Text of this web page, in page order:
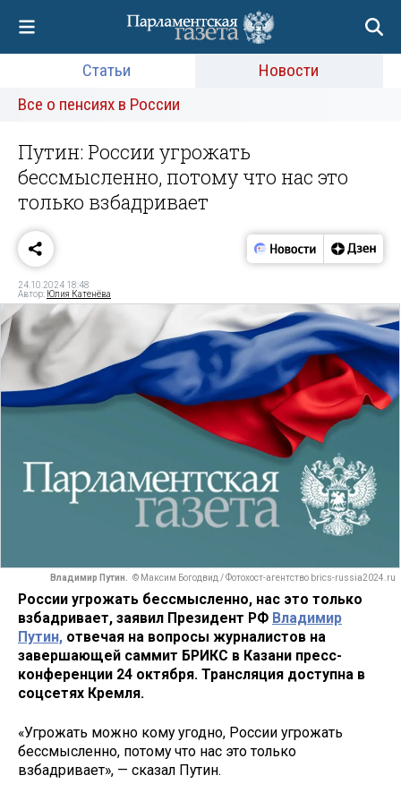
Статьи
Новости
Все о пенсиях в России
Путин: России угрожать
бессмысленно, потому что нас это
только взбадривает
24.10.2024 18:48
Автор: Юлия Катенёва
Владимир Путин. © Максим Богодвид / Фотохост-агентство brics-russia2024.ru
России угрожать бессмысленно, нас это только
взбадривает, заявил Президент РФ Владимир
Путин, отвечая на вопросы журналистов на
завершающей саммит БРИКС в Казани пресс-
конференции 24 октября. Трансляция доступна в
соцсетях Кремля.
«Угрожать можно кому угодно, России угрожать
бессмысленно, потому что нас это только
взбадривает», — сказал Путин.